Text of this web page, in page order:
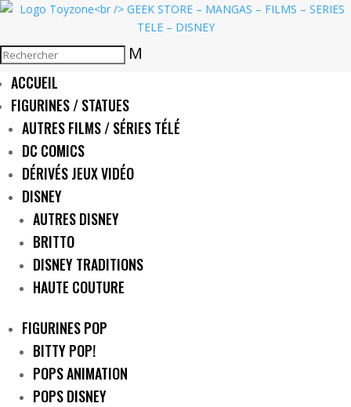
M
ACCUEIL
FIGURINES / STATUES
AUTRES FILMS / SÉRIES TÉLÉ
DC COMICS
DÉRIVÉS JEUX VIDÉO
DISNEY
AUTRES DISNEY
BRITTO
DISNEY TRADITIONS
HAUTE COUTURE
FIGURINES POP
BITTY POP!
POPS ANIMATION
POPS DISNEY